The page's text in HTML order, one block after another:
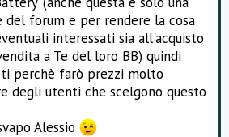
del forum e per rendere la cosa
interessati sia all'acquisto
a Te del loro BB) quindi
perchè farò prezzi molto
degli utenti che scelgono questo
Alessio